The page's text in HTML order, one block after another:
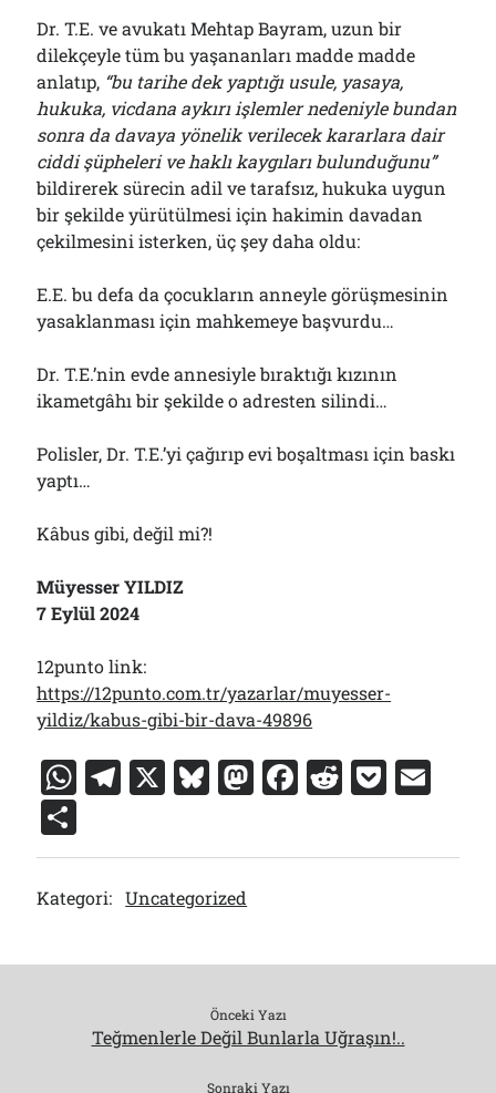
Dr. T.E. ve avukatı Mehtap Bayram, uzun bir
dilekçeyle tüm bu yaşananları madde madde
anlatıp, “bu tarihe dek yaptığı usule, yasaya,
hukuka, vicdana aykırı işlemler nedeniyle bundan
sonra da davaya yönelik verilecek kararlara dair
ciddi şüpheleri ve haklı kaygıları bulunduğunu”
bildirerek sürecin adil ve tarafsız, hukuka uygun
bir şekilde yürütülmesi için hakimin davadan
çekilmesini isterken, üç şey daha oldu:
E.E. bu defa da çocukların anneyle görüşmesinin
yasaklanması için mahkemeye başvurdu…
Dr. T.E.’nin evde annesiyle bıraktığı kızının
ikametgâhı bir şekilde o adresten silindi…
Polisler, Dr. T.E.’yi çağırıp evi boşaltması için baskı
yaptı…
Kâbus gibi, değil mi?!
Müyesser YILDIZ
7 Eylül 2024
12punto link:
https://12punto.com.tr/yazarlar/muyesser-
yildiz/kabus-gibi-bir-dava-49896
W
at
s
A
p
T
e
gr
a
m
X Bl
e
s
k
y
M
st
o
F
c
o
k
R
d
P
c ai
h
ar
e
Kategori: Uncategorized
Önceki Yazı
Teğmenlerle Değil Bunlarla Uğraşın!..
Sonraki Yazı